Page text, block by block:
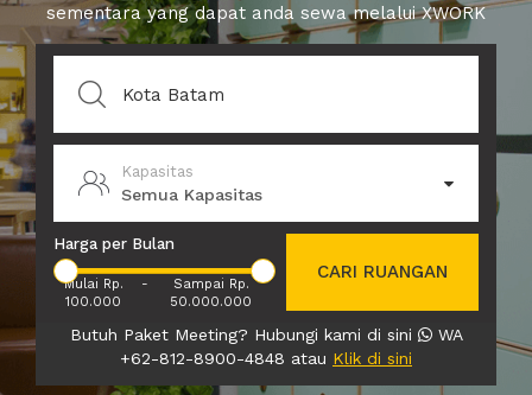
sementara yang dapat anda sewa melalui XWORK
Kapasitas
Semua Kapasitas
Harga per Bulan
Mulai Rp.
100.000
-
Sampai Rp.
50.000.000
CARI RUANGAN
Butuh Paket Meeting? Hubungi kami di sini
WA
+62-812-8900-4848 atau Klik di sini